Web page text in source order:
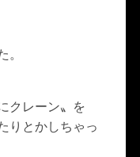
クレーン〟を
りとかしちゃっ